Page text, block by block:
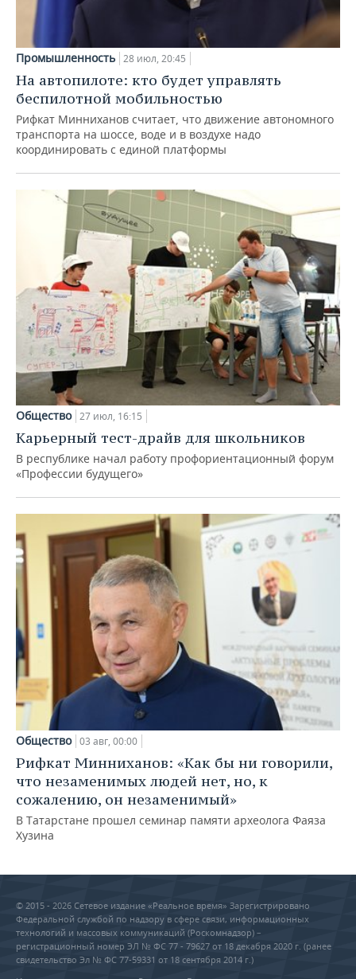
Промышленность 28 июл, 20:45
На автопилоте: кто будет управлять
беспилотной мобильностью
Рифкат Минниханов считает, что движение автономного
транспорта на шоссе, воде и в воздухе надо
координировать с единой платформы
Общество 27 июл, 16:15
Карьерный тест-драйв для школьников
В республике начал работу профориентационный форум
«Профессии будущего»
Общество 03 авг, 00:00
Рифкат Минниханов: «Как бы ни говорили,
что незаменимых людей нет, но, к
сожалению, он незаменимый»
В Татарстане прошел семинар памяти археолога Фаяза
Хузина
© 2015 - 2026 Сетевое издание «Реальное время» Зарегистрировано
Федеральной службой по надзору в сфере связи, информационных
технологий и массовых коммуникаций (Роскомнадзор) –
регистрационный номер ЭЛ № ФС 77 - 79627 от 18 декабря 2020 г. (ранее
свидетельство Эл № ФС 77-59331 от 18 сентября 2014 г.)